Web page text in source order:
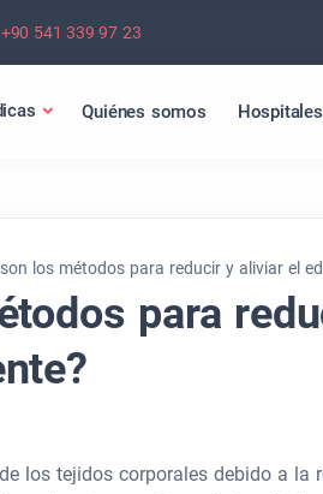
+90 541 339 97 23
Quiénes somos
los métodos para reducir y aliviar el
para
los tejidos corporales debido a la